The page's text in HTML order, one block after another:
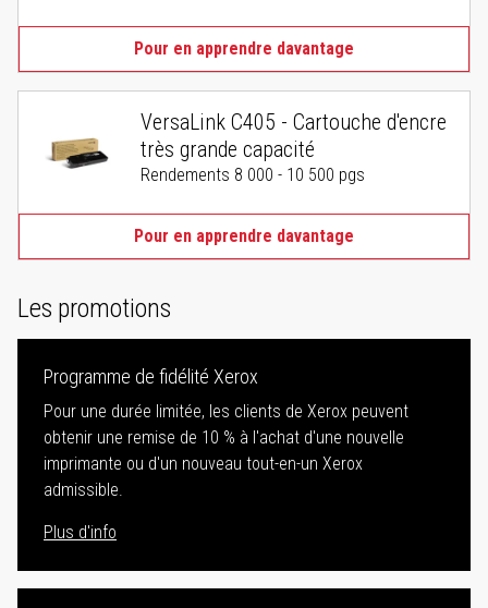
Pour en apprendre davantage
VersaLink C405 - Cartouche d'encre
très grande capacité
Rendements 8 000 - 10 500 pgs
Pour en apprendre davantage
Les promotions
Programme de fidélité Xerox
Pour une durée limitée, les clients de Xerox peuvent
obtenir une remise de 10 % à l'achat d'une nouvelle
imprimante ou d'un nouveau tout-en-un Xerox
admissible.
Plus d'info